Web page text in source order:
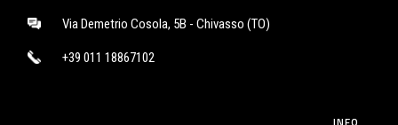
Via Demetrio Cosola, 5B - Chivasso (TO)
+39 011 18867102